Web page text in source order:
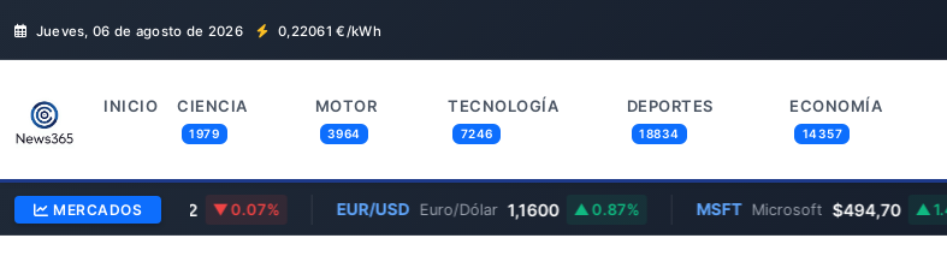
Jueves, 06 de agosto de 2026 0,22061 €/kWh
INICIO CIENCIA
1979
MOTOR
3964
TECNOLOGÍA
7246
DEPORTES
18834
ECONOMÍA
14357
MERCADOS
TSLA Tesla $321,32 0.07% EUR/USD Euro/Dólar 1,1600 0.87% MSFT Microsoft $494,70 1.49%